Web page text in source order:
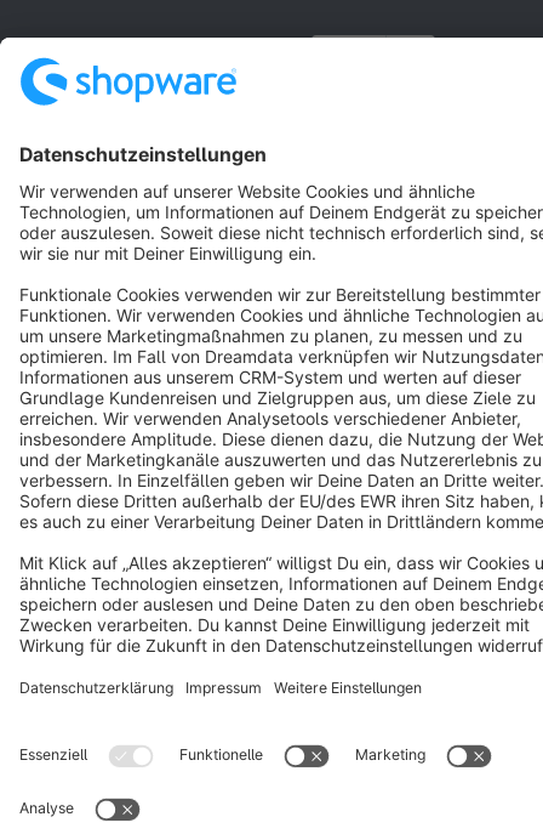
Terms & Conditions Privacy
Cookie settings
Copyright © shopware AG - All rights reserved